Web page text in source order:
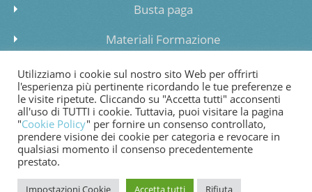
Busta paga
Materiali Formazione
Inserimento dati lista di attesa
COOKIE POLICY PRIVACY POLICY
WHISTLEBLOWING
Utilizziamo i cookie sul nostro sito Web per offrirti
l'esperienza più pertinente ricordando le tue preferenze e
le visite ripetute. Cliccando su "Accetta tutti" acconsenti
all'uso di TUTTI i cookie. Tuttavia, puoi visitare la pagina
"Cookie Policy" per fornire un consenso controllato,
prendere visione dei cookie per categoria e revocare in
qualsiasi momento il consenso precedentemente
prestato.
Impostazioni Cookie Accetta tutti Rifiuta